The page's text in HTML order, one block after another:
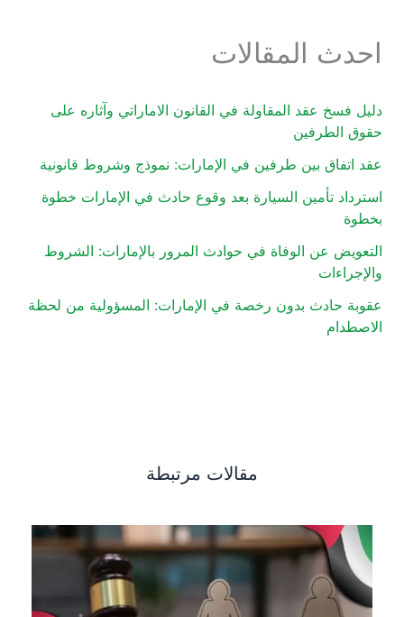
احدث المقالات
دليل فسخ عقد المقاولة في القانون الاماراتي وآثاره على
حقوق الطرفين
عقد اتفاق بين طرفين في الإمارات: نموذج وشروط قانونية
استرداد تأمين السيارة بعد وقوع حادث في الإمارات خطوة
بخطوة
التعويض عن الوفاة في حوادث المرور بالإمارات: الشروط
والإجراءات
عقوبة حادث بدون رخصة في الإمارات: المسؤولية من لحظة
الاصطدام
مقالات مرتبطة